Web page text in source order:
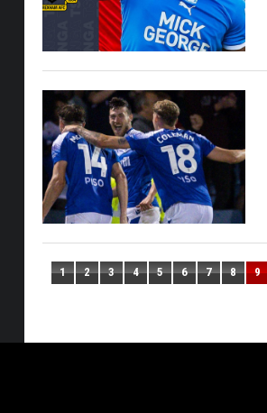
1 2 3 4 5 6 7 8 9